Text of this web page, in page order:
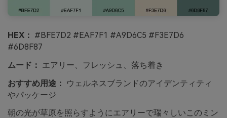
HEX： #BFE7D2 #EAF7F1 #A9D6C5 #F3E7D6
#6D8F87
ムード： エアリー、フレッシュ、落ち着き
おすすめ用途：
ウェルネスブランドのアイデンティティ
やパッケージ
朝の光が草原を照らすようにエアリーで瑞々しいこのミン